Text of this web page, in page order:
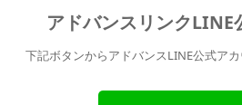
アドバンスリンクLINE
下記ボタンからアドバンスLINE公式ア